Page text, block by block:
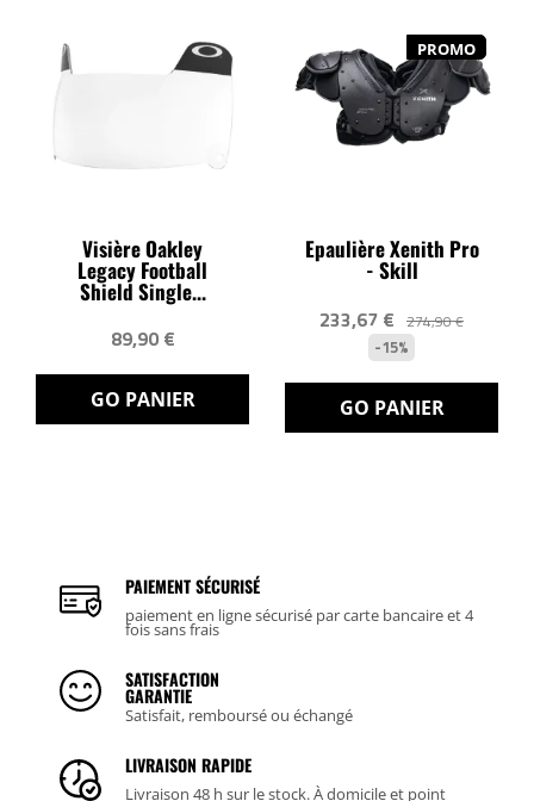
Visière Oakley
Legacy Football
Shield Single...
89,90 €
GO PANIER
PROMO
Epaulière Xenith Pro
- Skill
233,67 € 274,90 €
-15%
GO PANIER
PAIEMENT SÉCURISÉ
paiement en ligne sécurisé par carte bancaire et 4
fois sans frais
SATISFACTION
GARANTIE
Satisfait, remboursé ou échangé
LIVRAISON RAPIDE
Livraison 48 h sur le stock. À domicile et point